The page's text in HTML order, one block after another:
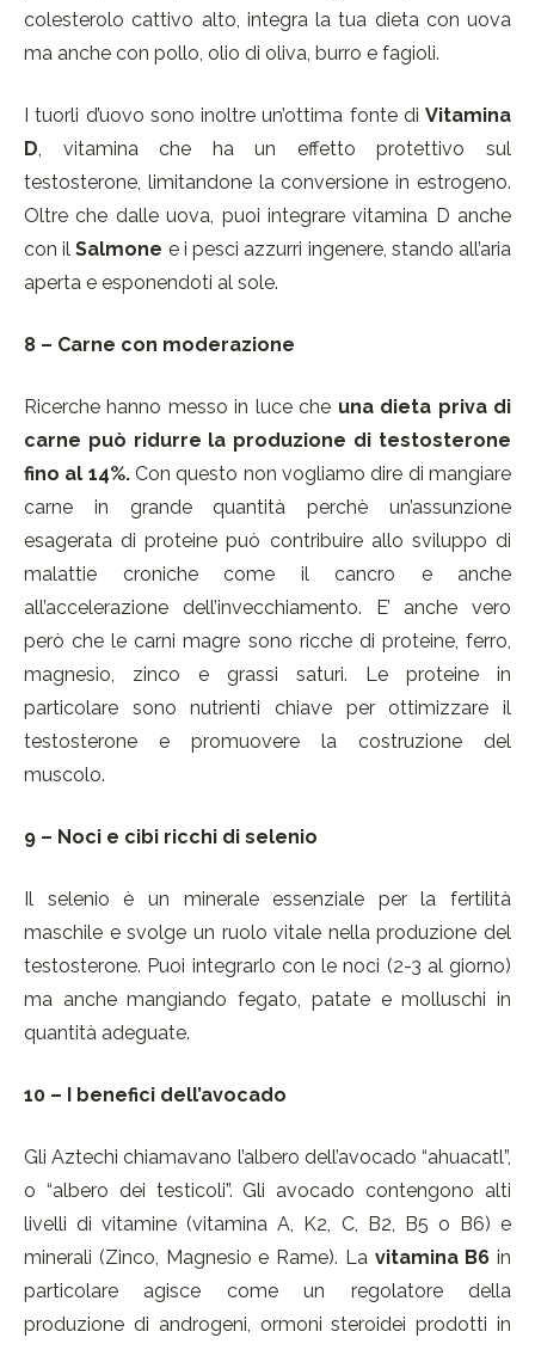
colesterolo cattivo alto, integra la tua dieta con uova
ma anche con pollo, olio di oliva, burro e fagioli.
I tuorli d’uovo sono inoltre un’ottima fonte di Vitamina
D, vitamina che ha un effetto protettivo sul
testosterone, limitandone la conversione in estrogeno.
Oltre che dalle uova, puoi integrare vitamina D anche
con ilSalmone e i pesci azzurri ingenere, stando all’aria
aperta e esponendoti al sole.
8 – Carne con moderazione
Ricerche hanno messo in luce che una dieta priva di
carne può ridurre la produzione di testosterone
fino al 14%. Con questo non vogliamo dire di mangiare
carne in grande quantità perchè un’assunzione
esagerata di proteine può contribuire allo sviluppo di
malattie croniche come il cancro e anche
all’accelerazione dell’invecchiamento. E’ anche vero
però che le carni magre sono ricche di proteine, ferro,
magnesio, zinco e grassi saturi. Le proteine in
particolare sono nutrienti chiave per ottimizzare il
testosterone e promuovere la costruzione del
muscolo.
9 – Noci e cibi ricchi di selenio
Il selenio è un minerale essenziale per la fertilità
maschile e svolge un ruolo vitale nella produzione del
testosterone. Puoi integrarlo con le noci (2-3 al giorno)
ma anche mangiando fegato, patate e molluschi in
quantità adeguate.
10 – I benefici dell’avocado
Gli Aztechi chiamavano l’albero dell’avocado “ahuacatl”,
o “albero dei testicoli”. Gli avocado contengono alti
livelli di vitamine (vitamina A, K2, C, B2, B5 o B6) e
minerali (Zinco, Magnesio e Rame). La vitamina B6 in
particolare agisce come un regolatore della
produzione di androgeni, ormoni steroidei prodotti in